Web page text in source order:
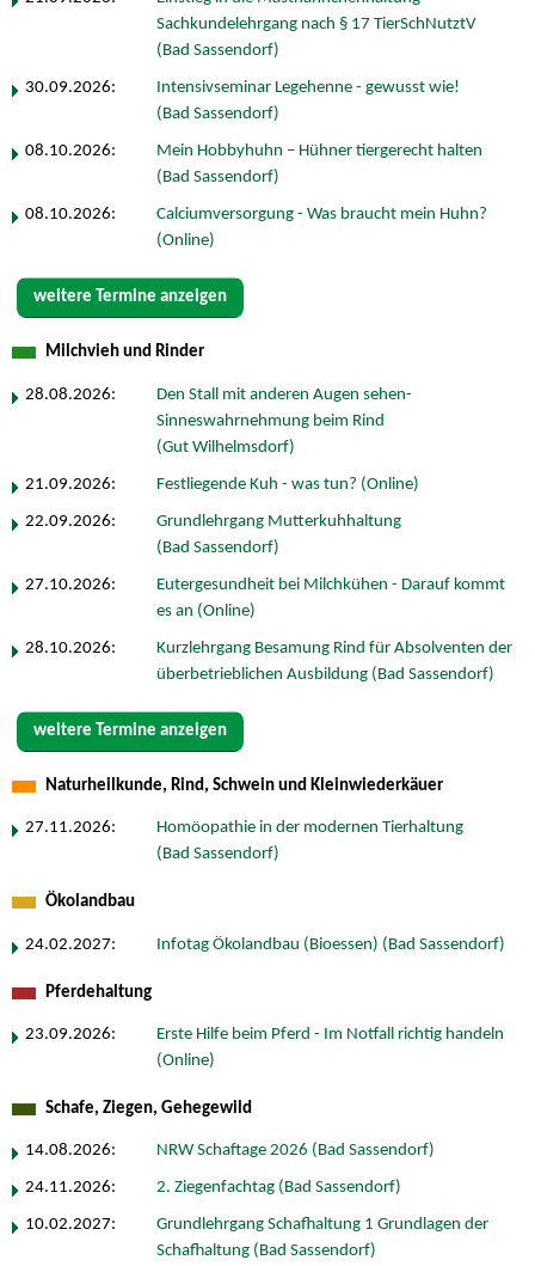
Sachkundelehrgang nach § 17 TierSchNutztV
(Bad Sassendorf)
30.09.2026:
Intensivseminar Legehenne - gewusst wie!
(Bad Sassendorf)
08.10.2026:
Mein Hobbyhuhn – Hühner tiergerecht halten
(Bad Sassendorf)
08.10.2026:
Calciumversorgung - Was braucht mein Huhn?
(Online)
weitere Termine anzeigen
Milchvieh und Rinder
28.08.2026:
Den Stall mit anderen Augen sehen-
Sinneswahrnehmung beim Rind
(Gut Wilhelmsdorf)
21.09.2026: Festliegende Kuh - was tun? (Online)
22.09.2026:
Grundlehrgang Mutterkuhhaltung
(Bad Sassendorf)
27.10.2026:
Eutergesundheit bei Milchkühen - Darauf kommt
es an (Online)
28.10.2026:
Kurzlehrgang Besamung Rind für Absolventen der
überbetrieblichen Ausbildung (Bad Sassendorf)
weitere Termine anzeigen
Naturheilkunde, Rind, Schwein und Kleinwiederkäuer
27.11.2026:
Homöopathie in der modernen Tierhaltung
(Bad Sassendorf)
Ökolandbau
24.02.2027: Infotag Ökolandbau (Bioessen) (Bad Sassendorf)
Pferdehaltung
23.09.2026:
Erste Hilfe beim Pferd - Im Notfall richtig handeln
(Online)
Schafe, Ziegen, Gehegewild
14.08.2026: NRW Schaftage 2026 (Bad Sassendorf)
24.11.2026: 2. Ziegenfachtag (Bad Sassendorf)
10.02.2027:
Grundlehrgang Schafhaltung 1 Grundlagen der
Schafhaltung (Bad Sassendorf)